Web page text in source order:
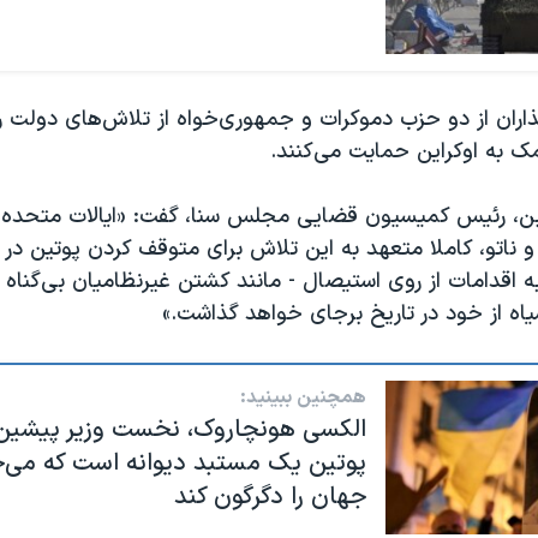
از دو حزب دموکرات و جمهوری‌خواه از تلاش‌های
به اوکراین حمایت می‌کنند.
رئیس کمیسیون قضایی مجلس سنا، گفت: «ایالات
کاملا متعهد به این تلاش برای متوقف کردن پوتین در
اقدامات از روی استیصال - مانند کشتن غیرنظامیان
از خود در تاریخ برجای خواهد گذاشت.»
همچنین ببینید:
الکسی هونچاروک، نخست وزیر پیشین
پوتین یک مستبد دیوانه است که
جهان را دگرگون کند